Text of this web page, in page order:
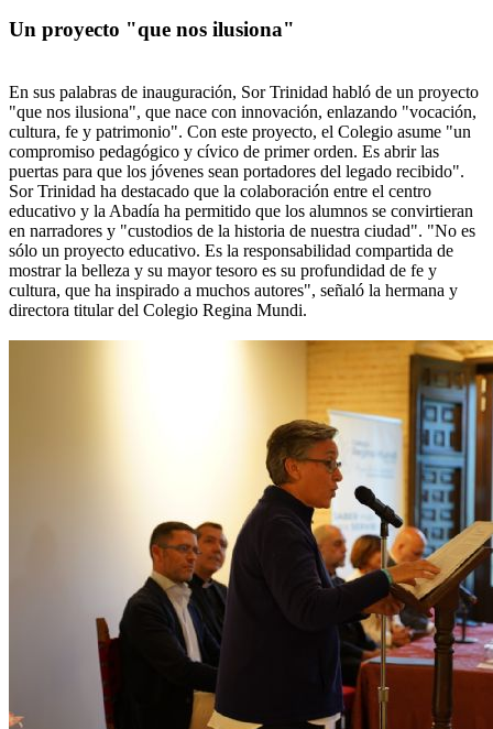
Un proyecto "que nos ilusiona"
En sus palabras de inauguración, Sor Trinidad habló de un proyecto
"que nos ilusiona", que nace con innovación, enlazando "vocación,
cultura, fe y patrimonio". Con este proyecto, el Colegio asume "un
compromiso pedagógico y cívico de primer orden. Es abrir las
puertas para que los jóvenes sean portadores del legado recibido".
Sor Trinidad ha destacado que la colaboración entre el centro
educativo y la Abadía ha permitido que los alumnos se convirtieran
en narradores y "custodios de la historia de nuestra ciudad". "No es
sólo un proyecto educativo. Es la responsabilidad compartida de
mostrar la belleza y su mayor tesoro es su profundidad de fe y
cultura, que ha inspirado a muchos autores", señaló la hermana y
directora titular del Colegio Regina Mundi.